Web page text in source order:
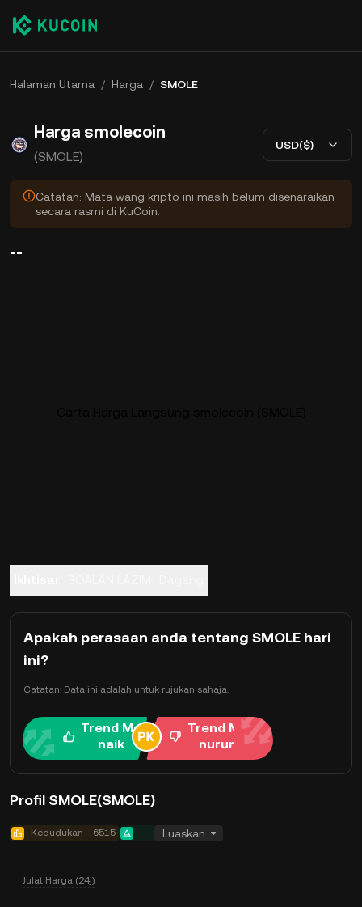
Halaman Utama / Harga / SMOLE
Harga smolecoin
(SMOLE)
USD($)
Catatan: Mata wang kripto ini masih belum disenaraikan
secara rasmi di KuCoin.
--
Apakah perasaan anda tentang SMOLE hari
ini?
Catatan: Data ini adalah untuk rujukan sahaja.
Trend Me
naik
Trend Me
nurun
Profil SMOLE(SMOLE)
Kedudukan 6515 -- Luaskan
Julat Harga (24j)